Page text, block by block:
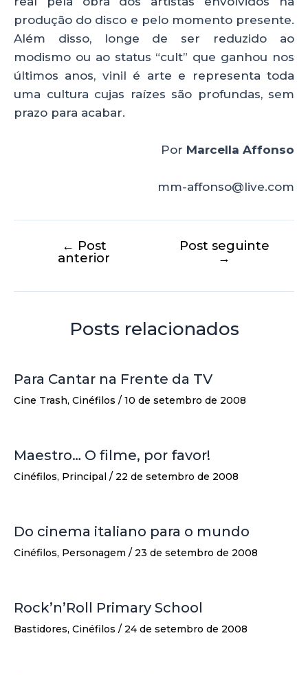
produção do disco e pelo momento presente.
Além disso, longe de ser reduzido ao
modismo ou ao status “cult” que ganhou nos
últimos anos, vinil é arte e representa toda
uma cultura cujas raízes são profundas, sem
prazo para acabar.
Por Marcella Affonso
mm-affonso@live.com
← Post
anterior
Post seguinte
→
Posts relacionados
Para Cantar na Frente da TV
Cine Trash, Cinéfilos / 10 de setembro de 2008
Maestro… O filme, por favor!
Cinéfilos, Principal / 22 de setembro de 2008
Do cinema italiano para o mundo
Cinéfilos, Personagem / 23 de setembro de 2008
Rock’n’Roll Primary School
Bastidores, Cinéfilos / 24 de setembro de 2008